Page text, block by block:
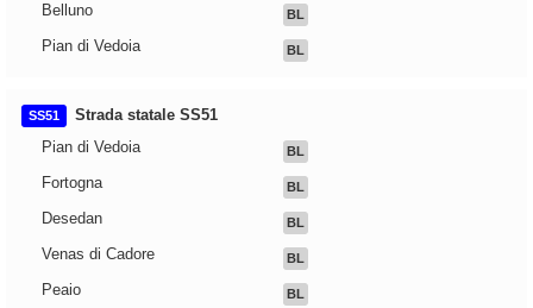
Belluno BL
Pian di Vedoia BL
SS51
Strada statale SS51
Pian di Vedoia
BL
Fortogna BL
Desedan BL
Venas di Cadore BL
Peaio BL